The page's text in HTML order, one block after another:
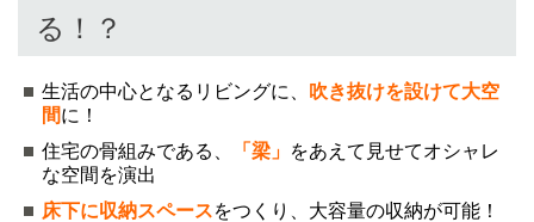
る！？
生活の中心となるリビングに、
吹き抜けを設けて大空
間に！
住宅の骨組みである、
「梁」 をあえて見せてオシャレ
な空間を演出
床下に収納スペースをつくり、大容量の収納が可能！